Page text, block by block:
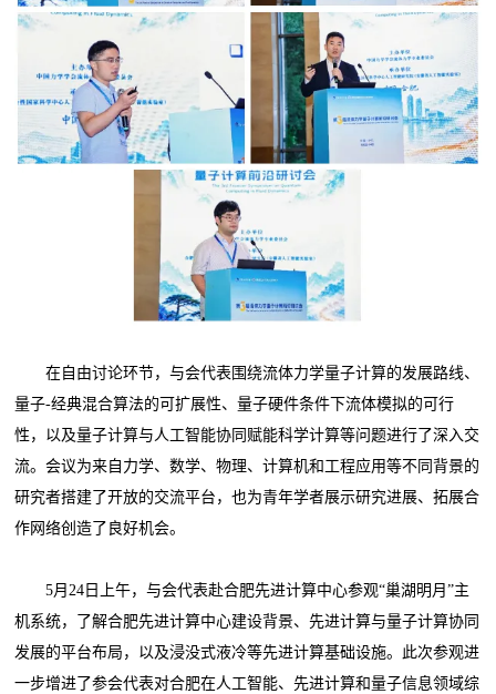
在自由讨论环节，与会代表围绕流体力学量子计算的发展路线、
量子-经典混合算法的可扩展性、量子硬件条件下流体模拟的可行
性，以及量子计算与人工智能协同赋能科学计算等问题进行了深入交
流。会议为来自力学、数学、物理、计算机和工程应用等不同背景的
研究者搭建了开放的交流平台，也为青年学者展示研究进展、拓展合
作网络创造了良好机会。
5月24日上午，与会代表赴合肥先进计算中心参观“巢湖明月”主
机系统，了解合肥先进计算中心建设背景、先进计算与量子计算协同
发展的平台布局，以及浸没式液冷等先进计算基础设施。此次参观进
一步增进了参会代表对合肥在人工智能、先进计算和量子信息领域综